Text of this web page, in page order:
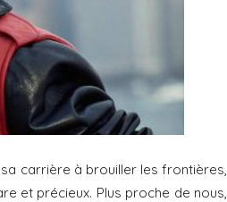
carrière à brouiller les frontières,
et précieux. Plus proche de nous,